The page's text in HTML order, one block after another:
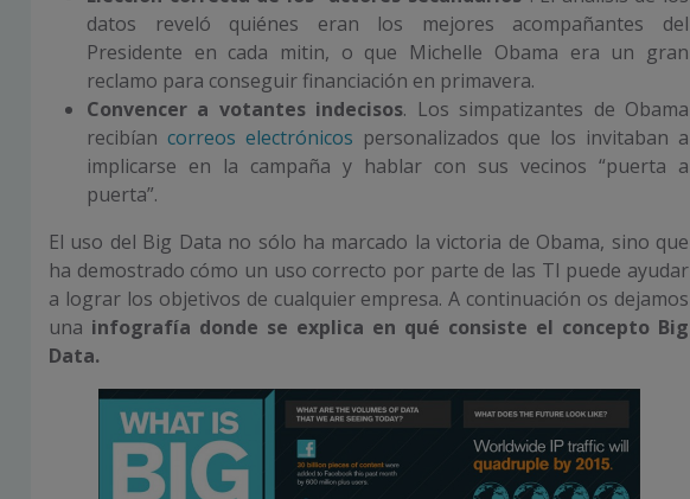
datos reveló quiénes eran los mejores acompañantes del
Presidente en cada mitin, o que Michelle Obama era un gran
reclamo para conseguir financiación en primavera.
Convencer a votantes indecisos. Los simpatizantes de Obama
recibían correos electrónicos personalizados que los invitaban a
implicarse en la campaña y hablar con sus vecinos “puerta a
puerta”.
El uso del Big Data no sólo ha marcado la victoria de Obama, sino que
ha demostrado cómo un uso correcto por parte de las TI puede ayudar
a lograr los objetivos de cualquier empresa. A continuación os dejamos
una infografía donde se explica en qué consiste el concepto Big
Data.